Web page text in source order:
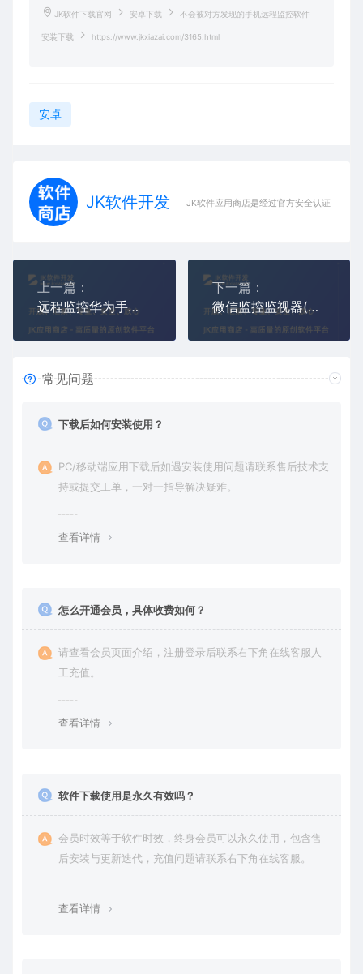
JK软件下载官网 安卓下载 不会被对方发现的手机远程监控软件
安装下载 https://www.jkxiazai.com/3165.html
安卓
JK软件开发 JK软件应用商店是经过官方安全认证，保障
上一篇：
远程监控华为手机软件(2024最新华为手机远程控制APP)
下一篇：
微信监控监视器(微信同屏实时监控软件安装)
常见问题
下载后如何安装使用？
PC/移动端应用下载后如遇安装使用问题请联系售后技术支
持或提交工单，一对一指导解决疑难。
查看详情
怎么开通会员，具体收费如何？
请查看会员页面介绍，注册登录后联系右下角在线客服人
工充值。
查看详情
软件下载使用是永久有效吗？
会员时效等于软件时效，终身会员可以永久使用，包含售
后安装与更新迭代，充值问题请联系右下角在线客服。
查看详情